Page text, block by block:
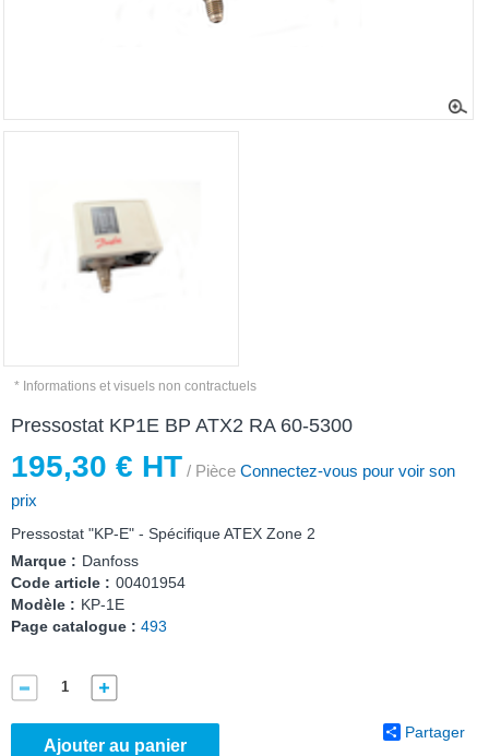
* Informations et visuels non contractuels
Pressostat KP1E BP ATX2 RA 60-5300
195,30 € HT / Pièce Connectez-vous pour voir son
prix
Pressostat "KP-E" - Spécifique ATEX Zone 2
Marque : Danfoss
Code article : 00401954
Modèle : KP-1E
Page catalogue : 493
Ajouter au panier
Partager